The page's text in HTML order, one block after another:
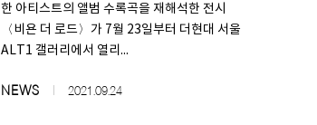
한 아티스트의 앨범 수록곡을 재해석한 전시
〈비욘 더 로드〉가 7월 23일부터 더현대 서울
ALT1 갤러리에서 열리...
NEWS 2021.09.24